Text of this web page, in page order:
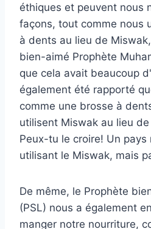
éthiques et peuvent nous
façons, tout comme nous
à dents au lieu de
bien-aimé Prophète
que cela avait beaucoup
également été rapporté
comme une brosse à
utilisent Miswak au lieu
Peux-tu le croire! Un pays
utilisant le Miswak, mais
De même, le Prophète
(PSL) nous a également
manger notre nourriture,